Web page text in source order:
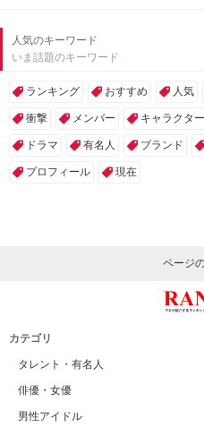
人気のキーワード
いま話題のキーワード
ランキング おすすめ 人気
衝撃 メンバー キャラクター
ドラマ 有名人 ブランド
プロフィール 現在
ページ
カテゴリ
タレント・有名人
俳優・女優
男性アイドル